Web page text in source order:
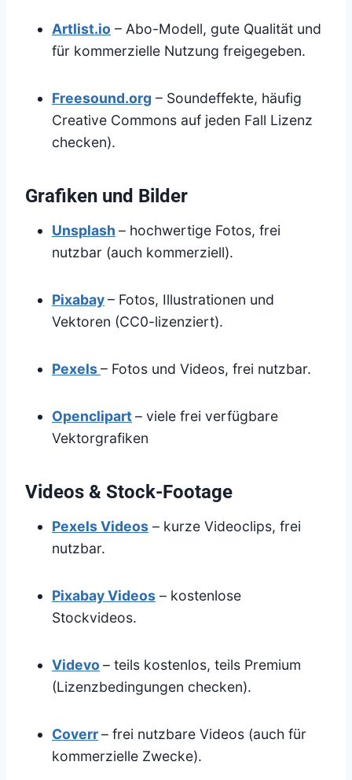
Artlist.io – Abo-Modell, gute Qualität und
für kommerzielle Nutzung freigegeben.
Freesound.org – Soundeffekte, häufig
Creative Commons auf jeden Fall Lizenz
checken).
Grafiken und Bilder
Unsplash – hochwertige Fotos, frei
nutzbar (auch kommerziell).
Pixabay– Fotos, Illustrationen und
Vektoren (CC0-lizenziert).
Pexels– Fotos und Videos, frei nutzbar.
Openclipart– viele frei verfügbare
Vektorgrafiken
Videos & Stock-Footage
Pexels Videos – kurze Videoclips, frei
nutzbar.
Pixabay Videos – kostenlose
Stockvideos.
Videvo – teils kostenlos, teils Premium
(Lizenzbedingungen checken).
Coverr– frei nutzbare Videos (auch für
kommerzielle Zwecke).